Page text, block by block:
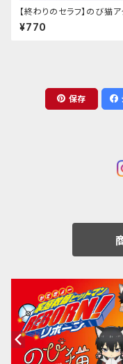
【終わりのセラフ】のび猫ア
ルキーホルダー（一瀬グレン
¥770
保存